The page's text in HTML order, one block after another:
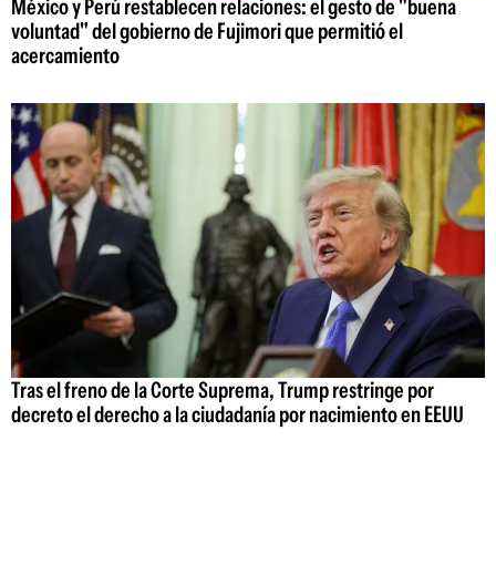
México y Perú restablecen relaciones: el gesto de "buena
voluntad" del gobierno de Fujimori que permitió el
acercamiento
Tras el freno de la Corte Suprema, Trump restringe por
decreto el derecho a la ciudadanía por nacimiento en EEUU